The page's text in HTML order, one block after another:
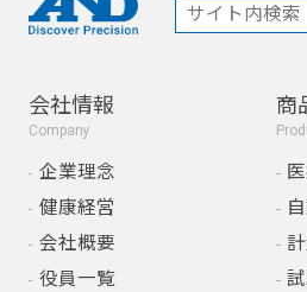
会社情報
Company
企業理念
健康経営
会社概要
役員一覧
商